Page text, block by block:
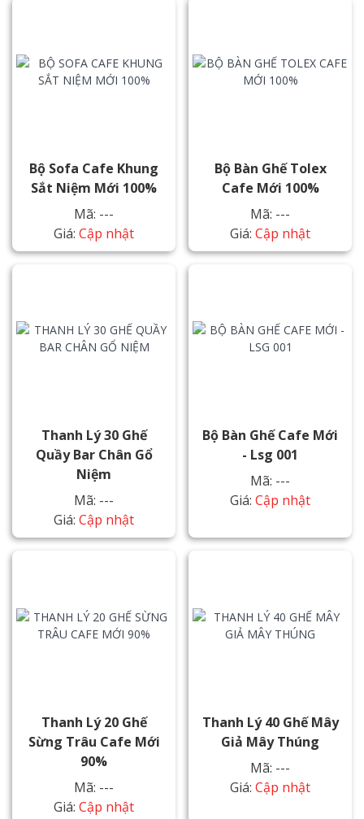
Bộ Sofa Cafe Khung
Sắt Niệm Mới 100%
Mã: ---
Giá: Cập nhật
Bộ Bàn Ghế Tolex
Cafe Mới 100%
Mã: ---
Giá: Cập nhật
Thanh Lý 30 Ghế
Quầy Bar Chân Gổ
Niệm
Mã: ---
Giá: Cập nhật
Bộ Bàn Ghế Cafe Mới
- Lsg 001
Mã: ---
Giá: Cập nhật
Thanh Lý 20 Ghế
Sừng Trâu Cafe Mới
90%
Mã: ---
Giá: Cập nhật
Thanh Lý 40 Ghế Mây
Giả Mây Thúng
Mã: ---
Giá: Cập nhật